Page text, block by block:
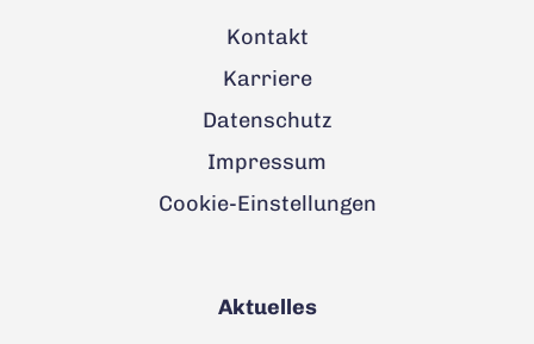
Kontakt
Karriere
Datenschutz
Impressum
Cookie-Einstellungen
Aktuelles